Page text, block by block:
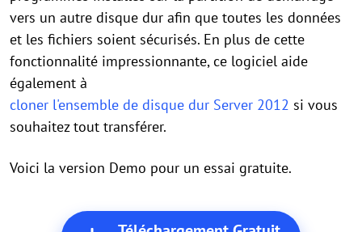
vers un autre disque dur afin que toutes les données
et les fichiers soient sécurisés. En plus de cette
fonctionnalité impressionnante, ce logiciel aide
également à
cloner l'ensemble de disque dur Server 2012 si vous
souhaitez tout transférer.
Voici la version Demo pour un essai gratuite.